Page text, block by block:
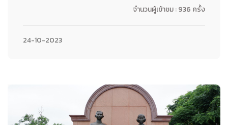
จำนวนผู้เข้าชม : 936 ครั้ง
24-10-2023